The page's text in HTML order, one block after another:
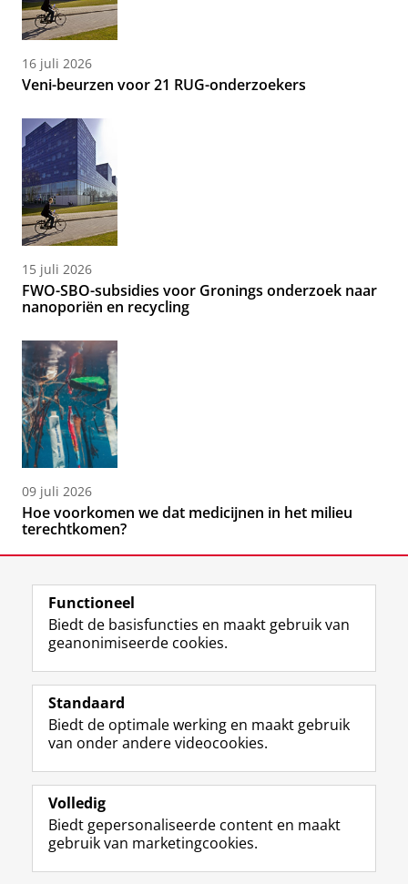
16 juli 2026
Veni-beurzen voor 21 RUG-onderzoekers
15 juli 2026
FWO-SBO-subsidies voor Gronings onderzoek naar
nanoporiën en recycling
09 juli 2026
Hoe voorkomen we dat medicijnen in het milieu
terechtkomen?
Volg de RUG
F
a
e
b
o
p
a
i
L
i
k
e
I
-
p
g
R
S
-
f
e
R
k
I
n
t
r
m
c
Y
o
T
e
k
a
Studiekiezers
Alumni
Over ons
Functioneel
Biedt de basisfuncties en maakt gebruik van
geanonimiseerde cookies.
Standaard
Biedt de optimale werking en maakt gebruik
van onder andere videocookies.
Volledig
Biedt gepersonaliseerde content en maakt
gebruik van marketingcookies.